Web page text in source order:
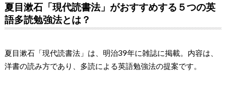
夏目漱石「現代読書法」がおすすめする５つの英
語多読勉強法とは？
夏目漱石「現代読書法」は、明治39年に雑誌に掲載。内容は、
洋書の読み方であり、多読による英語勉強法の提案です。